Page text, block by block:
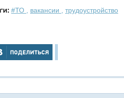
#ТО вакансии трудоустройство